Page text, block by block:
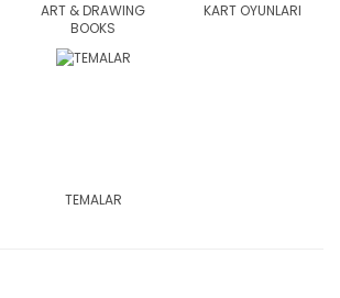
ART & DRAWING
BOOKS
KART OYUNLARI
TEMALAR